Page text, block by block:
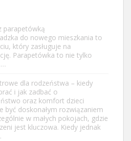
parapetówką
do nowego mieszkania to
który zasługuje na
Parapetówka to nie tylko
dla rodzeństwa – kiedy
i jak zadbać o
oraz komfort dzieci
być doskonałym rozwiązaniem
w małych pokojach, gdzie
jest kluczowa. Kiedy jednak